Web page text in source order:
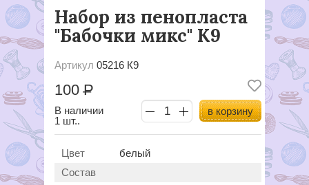
Набор из пенопласта
"Бабочки микс" К9
Артикул 05216 К9
100Р
В наличии
1 шт..
в корзину
Цвет
белый
Состав